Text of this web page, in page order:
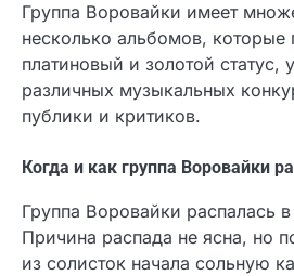
Группа Воровайки имеет
несколько альбомов, которые
платиновый и золотой статус,
различных музыкальных
публики и критиков.
Когда и как группа Воровайки
Группа Воровайки распалась
Причина распада не ясна, но
из солисток начала сольную